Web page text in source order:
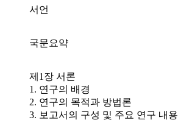
서언
국문요약
제1장 서론
1. 연구의 배경
2. 연구의 목적과 방법론
3. 보고서의 구성 및 주요 연구 내용